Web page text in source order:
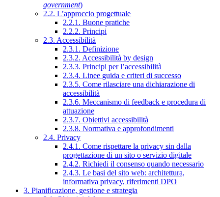
government)
2.2. L’approccio progettuale
2.2.1. Buone pratiche
2.2.2. Principi
2.3. Accessibilità
2.3.1. Definizione
2.3.2. Accessibilità by design
2.3.3. Principi per l’accessibilità
2.3.4. Linee guida e criteri di successo
2.3.5. Come rilasciare una dichiarazione di
accessibilità
2.3.6. Meccanismo di feedback e procedura di
attuazione
2.3.7. Obiettivi accessibilità
2.3.8. Normativa e approfondimenti
2.4. Privacy
2.4.1. Come rispettare la privacy sin dalla
progettazione di un sito o servizio digitale
2.4.2. Richiedi il consenso quando necessario
2.4.3. Le basi del sito web: architettura,
informativa privacy, riferimenti DPO
3. Pianificazione, gestione e strategia